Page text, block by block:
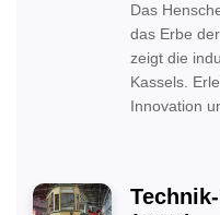
Das
das Erbe
zeigt die
Kassels.
Innovation